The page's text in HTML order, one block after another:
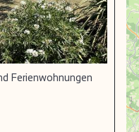
Ferienwohnungen